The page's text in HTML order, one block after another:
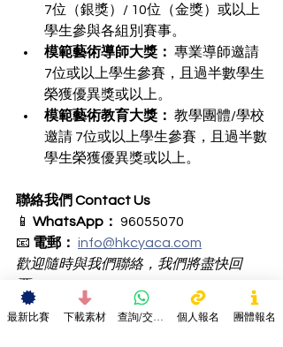
7位（銀獎）/ 10位（金獎）或以上
學生參與各組別賽事。
模範藝術導師大獎： 專業導師邀請
7位或以上學生參賽，且過半數學生
榮獲優異獎或以上。
模範藝術教育大獎： 教學團體/學校
邀請 7位或以上學生參賽，且過半數
學生榮獲優異獎或以上。
聯絡我們 Contact Us
📱 WhatsApp： 96055070
📧 電郵： info@hkcyaca.com
歡迎隨時與我們聯絡，我們將盡快回
最新比賽 下載素材 查詢/交作品 個人報名 團體報名